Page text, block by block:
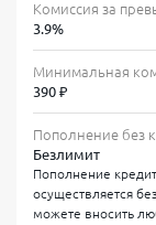
Как
Стандарт
Процесс
Заполните
Предоставьте
отделении
Комиссия за
3.9%
Минимальная
390 ₽
Пополнение без
Безлимит
Пополнение
осуществляется
можете вносить